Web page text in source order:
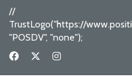
//
TrustLogo("https://
"POSDV", "none");